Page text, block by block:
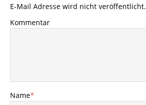
E-Mail Adresse wird nicht veröffentlicht.
Kommentar
Name*